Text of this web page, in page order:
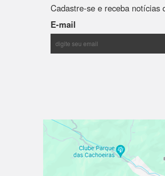
Cadastre-se e receba notícias
E-mail